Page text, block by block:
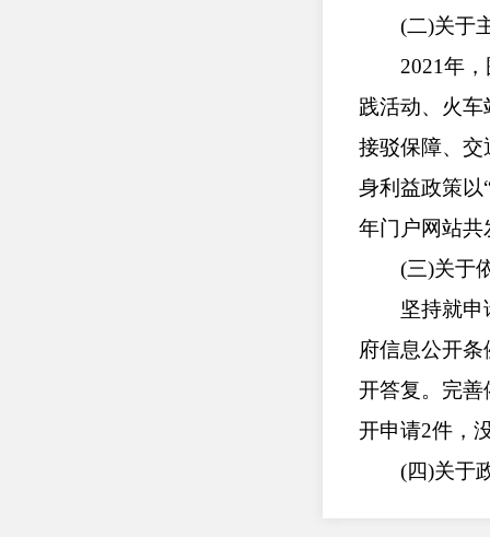
(二)关于主
2021年，围
践活动、火
接驳保障、
身利益政策以
年门户网站共
(三)关于依
坚持就申请
府信息公开
开答复。完
开申请2件，
(四)关于政